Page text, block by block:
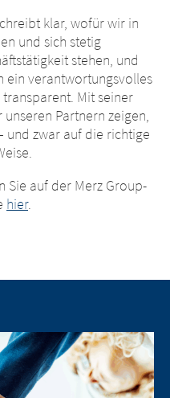
klar, wofür wir in
und sich stetig
stehen, und
ein verantwortungsvolles
Mit seiner
Partnern zeigen,
und zwar auf die richtige
auf der Merz Group-
hier.